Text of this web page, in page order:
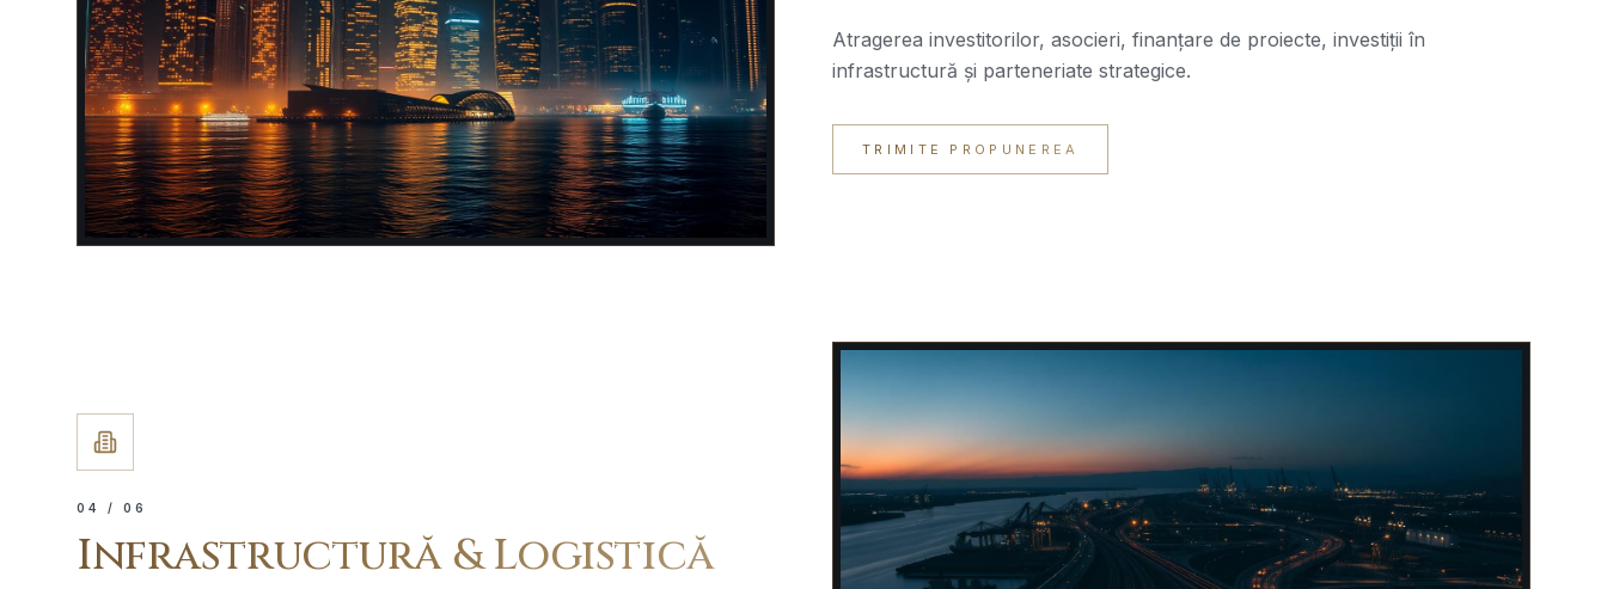
Atragerea investitorilor, asocieri, finanțare de proiecte, investiții în
infrastructură și parteneriate strategice.
TRIMITE PROPUNEREA
04 / 06
Infrastructură & Logistică